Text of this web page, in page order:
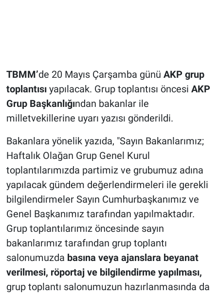
TBMM’de 20 Mayıs Çarşamba günü AKP grup
toplantısıyapılacak. Grup toplantısı öncesi AKP
Grup Başkanlığından bakanlar ile
milletvekillerine uyarı yazısı gönderildi.
Bakanlara yönelik yazıda, "Sayın Bakanlarımız;
Haftalık Olağan Grup Genel Kurul
toplantılarımızda partimiz ve grubumuz adına
yapılacak gündem değerlendirmeleri ile gerekli
bilgilendirmeler Sayın Cumhurbaşkanımız ve
Genel Başkanımız tarafından yapılmaktadır.
Grup toplantılarımız öncesinde sayın
bakanlarımız tarafından grup toplantı
salonumuzda basına veya ajanslara beyanat
verilmesi, röportaj ve bilgilendirme yapılması,
grup toplantı salonumuzun hazırlanmasında da